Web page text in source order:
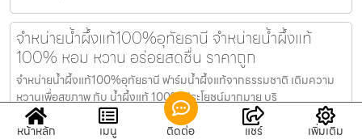
จำหน่ายน้ำผึ้งแท้100%อุทัยธานี จำหน่ายน้ำผึ้งแท้
100% หอม หวาน อร่อยสดชื่น ราคาถูก
จำหน่ายน้ำผึ้งแท้100%อุทัยธานี ฟาร์มน้ำผึ้งแท้จากธรรมชาติ เติมความ
หวานเพื่อสุขภาพ กับ น้ำผึ้งแท้ 100% ประโยชน์มากมาย บริ
หน้าหลัก เมนู ติดต่อ แชร์ เพิ่มเติม